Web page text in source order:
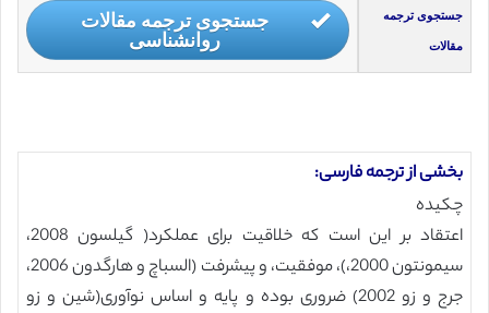
جستجوی ترجمه
مقالات
جستجوی ترجمه مقالات
روانشناسی
بخشی از ترجمه فارسی:
چکیده
اعتقاد بر این است که خلاقیت برای عملکرد( گیلسون 2008،
سیمونتون 2000،)، موفقیت، و پیشرفت (السباچ و هارگدون 2006،
جرج و زو 2002) ضروری بوده و پایه و اساس نوآوری(شین و زو